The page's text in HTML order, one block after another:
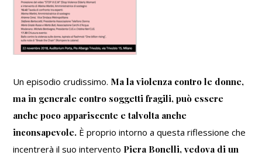
Un episodio crudissimo. Ma la violenza contro le donne,
ma in generale contro soggetti fragili, può essere
anche poco appariscente e talvolta anche
inconsapevole. È proprio intorno a questa riflessione che
incentrerà il suo intervento Piera Bonelli, vedova di un